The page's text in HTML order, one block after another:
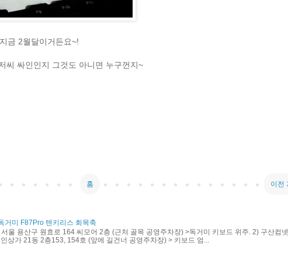
금 2월달이거든요~!
씨 싸인인지 그것도 아니면 누구껀지~
이전
홈
거미 F87Pro 텐키리스 회목축
울 용산구 원효로 164 씨모어 2층 (근처 골목 공영주차장) >독거미 키보드 위주. 2) 구산컴
상가 21동 2층153, 154호 (앞에 길건너 공영주차장) > 키보드 엄...